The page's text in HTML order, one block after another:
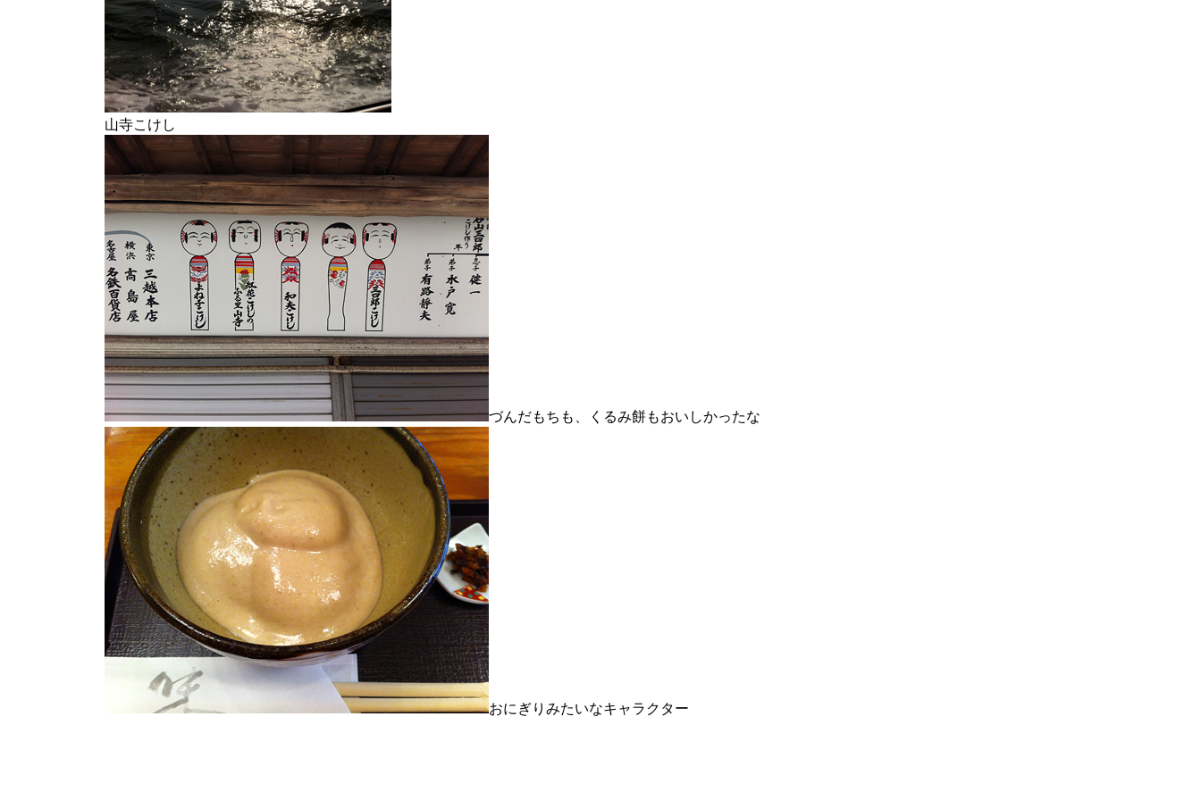
山寺こけし
づんだもちも、くるみ餅もおいしかったな
おにぎりみたいなキャラクター